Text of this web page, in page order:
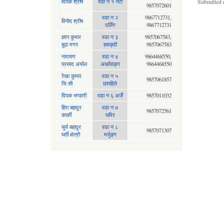
9857072601
विनोद श्रीष
वडा न २
दर्लिंग
9867712731,
9867712731
ज्ञान कुमार
बुढा मगर
वडा न ३
हवाङ्दी
9857067583,
9857067583
नारायण
प्रसाद अर्याल
वडा न‍ ४
अर्खावाङ्ग
9864468550,
9864468550
रेखा कुमार
जि.सी
वडा न ५
छापहिले
9857061857
दिपक भण्डारी वडा न ६ अर्जै
9857011032
हिरा बहादुर
कार्की
वडा न ७
घमिर
9857072561
सुर्य बहादुर
घर्ती क्षेत्री
वडा न ८
मर्भुङ्ग
9857071307